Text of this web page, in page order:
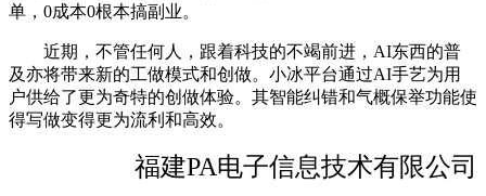
单，0成本0根本搞副业。
近期，不管任何人，跟着科技的不竭前进，AI东西的普
及亦将带来新的工做模式和创做。小冰平台通过AI手艺为用
户供给了更为奇特的创做体验。其智能纠错和气概保举功能使
得写做变得更为流利和高效。
福建PA电子信息技术有限公司